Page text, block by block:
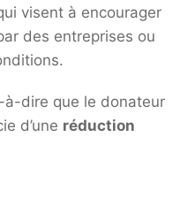
visent à encourager
des entreprises ou
à-dire que le donateur
d’une réduction